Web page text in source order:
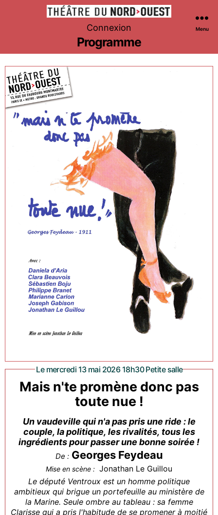
Théâtre
du
Nord-
Ouest
Connexion Menu
Programme
Le mercredi 13 mai 2026 18h30 Petite salle
Mais n'te promène donc pas
toute nue !
Un vaudeville qui n'a pas pris une ride : le
couple, la politique, les rivalités, tous les
ingrédients pour passer une bonne soirée !
De : Georges Feydeau
Mise en scène : Jonathan Le Guillou
Le député Ventroux est un homme politique
ambitieux qui brigue un portefeuille au ministère de
la Marine. Seule ombre au tableau : sa femme
Clarisse qui a pris l'habitude de se promener à moitié